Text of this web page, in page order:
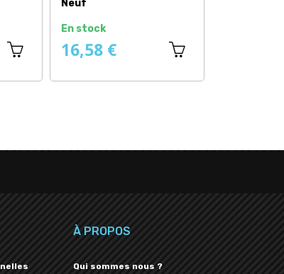
16,58 € 24,92 €
À PROPOS
Qui sommes nous ?